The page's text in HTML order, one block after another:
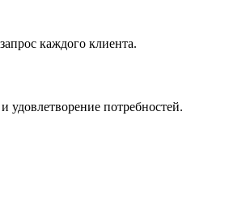
каждого клиента.
удовлетворение потребностей.